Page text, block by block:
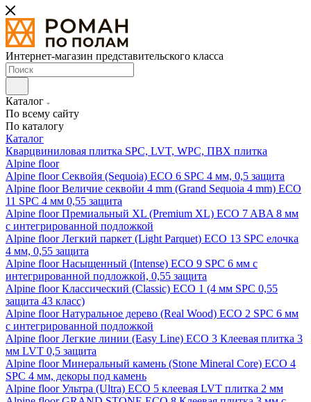
Интернет-магазин представительского класса
Каталог
По всему сайту
По каталогу
Каталог
Кварцвиниловая плитка SPC, LVT, WPC, ПВХ плитка
Alpine floor
Alpine floor Секвойя (Sequoia) ECO 6 SPC 4 мм, 0,5 защита
Alpine floor Величие секвойи 4 mm (Grand Sequoia 4 mm) ECO
11 SPC 4 мм 0,55 защита
Alpine floor Премиальный XL (Premium XL) ECO 7 ABA 8 мм
с интегрированной подложкой
Alpine floor Легкий паркет (Light Parquet) ECO 13 SPC елочка
4 мм, 0,55 защита
Alpine floor Насыщенный (Intense) ECO 9 SPC 6 мм с
интегрированной подложкой, 0,55 защита
Alpine floor Классический (Classic) ECO 1 (4 мм SPC 0,55
защита 43 класс)
Alpine floor Натуральное дерево (Real Wood) ECO 2 SPC 6 мм
с интегрированной подложкой
Alpine floor Легкие линии (Easy Line) ECO 3 Клеевая плитка 3
мм LVT 0,5 защита
Alpine floor Минеральный камень (Stone Mineral Core) ECO 4
SPC 4 мм, декоры под камень
Alpine floor Ультра (Ultra) ECO 5 клеевая LVT плитка 2 мм